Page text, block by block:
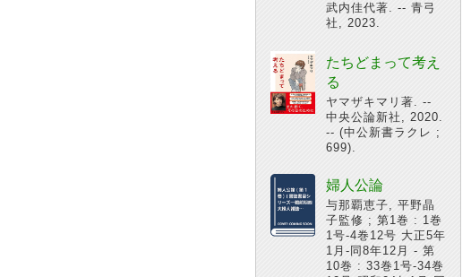
武内佳代著. -- 青弓
社, 2023.
たちどまって考え
る
ヤマザキマリ著. --
中央公論新社, 2020.
-- (中公新書ラクレ ;
699).
婦人公論
与那覇恵子, 平野晶
子監修 ; 第1巻 : 1巻
1号-4巻12号 大正5年
1月-同8年12月 - 第
10巻 : 33巻1号-34巻